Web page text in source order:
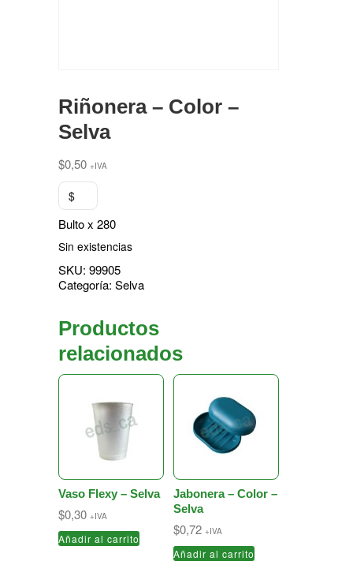
Riñonera – Color –
Selva
$0,50 +IVA
$
Bulto x 280
Sin existencias
SKU: 99905
Categoría: Selva
Productos
relacionados
Vaso Flexy – Selva
$0,30 +IVA
Añadir al carrito
Jabonera – Color –
Selva
$0,72 +IVA
Añadir al carrito